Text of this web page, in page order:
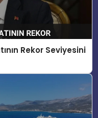
Rekor Seviyesini